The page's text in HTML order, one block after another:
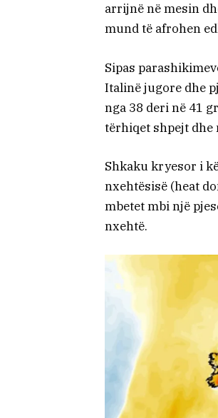
arrijnë në mesin
mund të afrohen
Sipas
Italinë jugore dhe
nga 38 deri në 41
tërhiqet shpejt dhe
Shkaku kryesor i
nxehtësisë (heat
mbetet mbi një
nxehtë.